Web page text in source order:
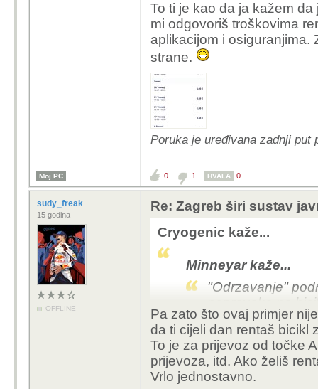
To ti je kao da ja kažem
mi odgovoriš troškovima
aplikacijom i osiguranjima.
strane.
Poruka je uređivana zadnji put
Moj PC 0 1 HVALA 0
sudy_freak
15 godina
OFFLINE
Re: Zagreb širi sustav
Cryogenic kaže...
Minneyar kaže...
"Odrzavanje"
popravaka na
logistiku,
medu
koja vandalizira i
Cryogenic da
jednog bicikla sa
Pa zato što ovaj primjer
da ti cijeli dan rentaš bicikl
To je za prijevoz od točke
prijevoza, itd. Ako želiš
Vrlo jednostavno.